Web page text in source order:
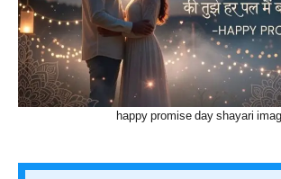
happy promise day shayari